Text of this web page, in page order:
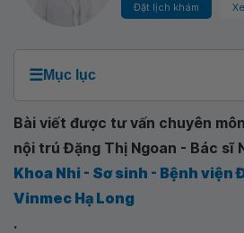
Đặt lịch khám
☰Mục lục
Bài viết được tư vấn chuyên
nội trú Đặng Thị Ngoan - Bác sĩ
Khoa Nhi - Sơ sinh - Bệnh viện
Vinmec Hạ Long
.